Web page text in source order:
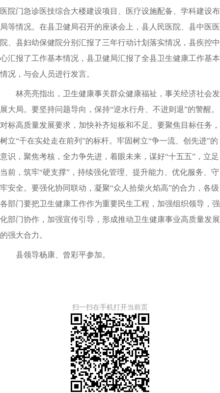
医院门急诊医技综合大楼建设项目、医疗设施配备、学科建设布
局等情况。在县卫健局召开的座谈会上，县人民医院、县中医医
院、县妇幼保健院分别汇报了三年行动计划落实情况，县疾控中
心汇报了工作基本情况，县卫健局汇报了全县卫生健康工作基本
情况，与会人员进行发言。
林亮亮指出，卫生健康事关群众健康福祉，事关经济社会发
展大局。要坚持问题导向，保持“逆水行舟、不进则退”的警醒。
对标高质量发展要求，加快补齐短板和不足。要聚焦目标任务，
树立“干在实处走在前列”的标杆。牢固树立“争一流、创先进”的
意识，聚焦考核，全力争先进，着眼未来，谋好“十五五”，立足
当前，筑牢“硬支撑”，持续强化管理、提升能力、优化服务、守
牢安全。要强化协同联动，凝聚“众人拾柴火焰高”的合力，各级
各部门要把卫生健康工作作为重要民生工程，加强组织领导，强
化部门协作，加强宣传引导，形成推动卫生健康事业高质量发展
的强大合力。
县领导杨康、曾彩平参加。
扫一扫在手机打开当前页